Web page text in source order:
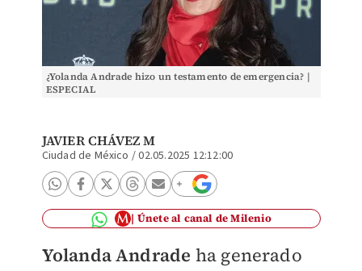
¿Yolanda Andrade hizo un testamento de emergencia? |
ESPECIAL
JAVIER CHÁVEZ M
Ciudad de México /02.05.2025 12:12:00
Únete al canal de Milenio
Yolanda Andrade ha generado